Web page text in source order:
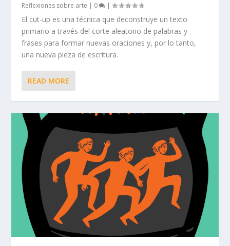
Reflexiones sobre arte | 0 |
El cut-up es una técnica que deconstruye un texto
primario a través del corte aleatorio de palabras y
frases para formar nuevas oraciones y, por lo tanto,
una nueva pieza de escritura.
READ MORE